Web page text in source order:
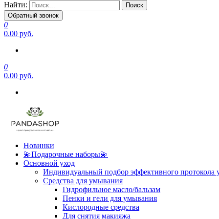
Найти:
Обратный звонок
0
0.00 руб.
0
0.00 руб.
Новинки
💫Подарочные наборы💫
Основной уход
Индивидуальный подбор эффективного протокола
Средства для умывания
Гидрофильное масло/бальзам
Пенки и гели для умывания
Кислородные средства
Для снятия макияжа